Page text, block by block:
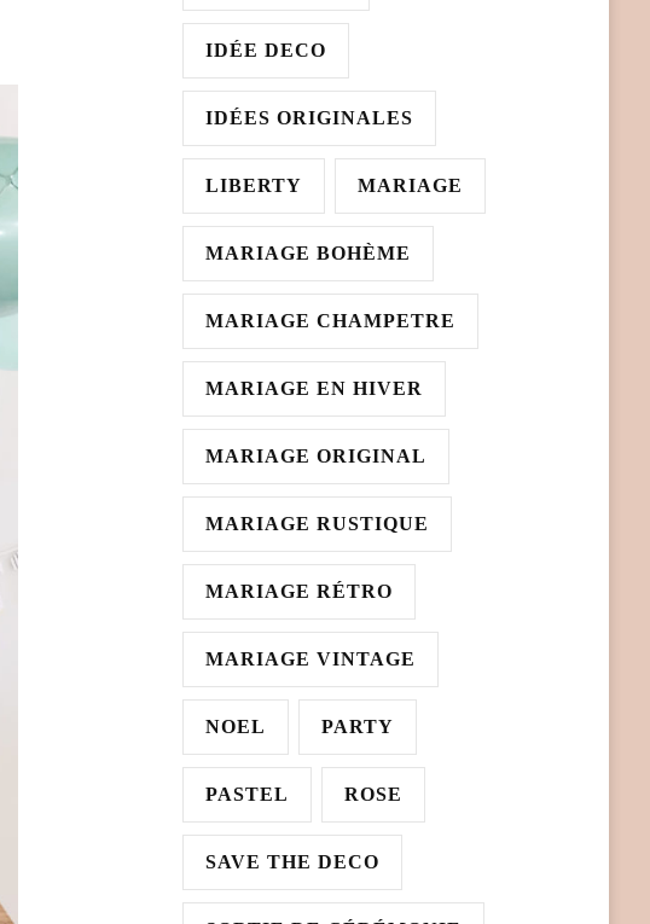
IDÉE DECO
IDÉES ORIGINALES
LIBERTY MARIAGE
MARIAGE BOHÈME
MARIAGE CHAMPETRE
MARIAGE EN HIVER
MARIAGE ORIGINAL
MARIAGE RUSTIQUE
MARIAGE RÉTRO
MARIAGE VINTAGE
NOEL PARTY
PASTEL ROSE
SAVE THE DECO